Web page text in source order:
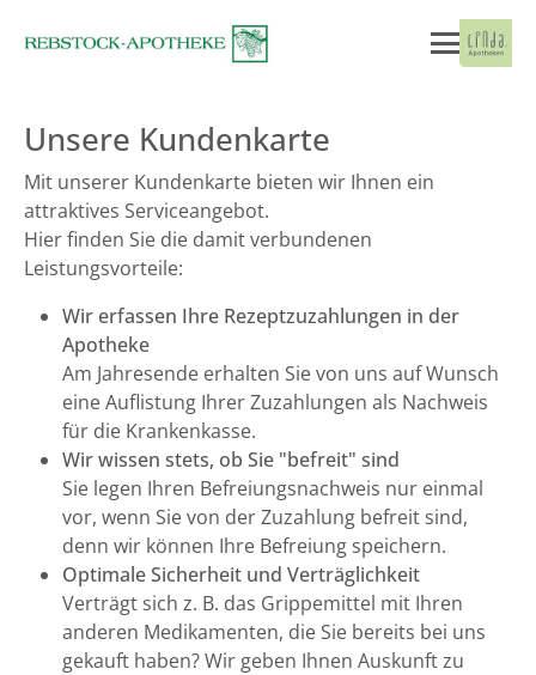
Unsere Kundenkarte
Mit unserer Kundenkarte bieten wir Ihnen ein
attraktives Serviceangebot.
Hier finden Sie die damit verbundenen
Leistungsvorteile:
Wir erfassen Ihre Rezeptzuzahlungen in der
Apotheke
Am Jahresende erhalten Sie von uns auf Wunsch
eine Auflistung Ihrer Zuzahlungen als Nachweis
für die Krankenkasse.
Wir wissen stets, ob Sie "befreit" sind
Sie legen Ihren Befreiungsnachweis nur einmal
vor, wenn Sie von der Zuzahlung befreit sind,
denn wir können Ihre Befreiung speichern.
Optimale Sicherheit und Verträglichkeit
Verträgt sich z. B. das Grippemittel mit Ihren
anderen Medikamenten, die Sie bereits bei uns
gekauft haben? Wir geben Ihnen Auskunft zu